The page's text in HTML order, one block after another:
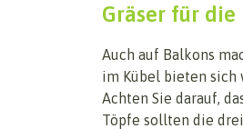
Gräser für
Auch auf Balkons
im Kübel bieten sich
Achten Sie darauf,
Töpfe sollten die